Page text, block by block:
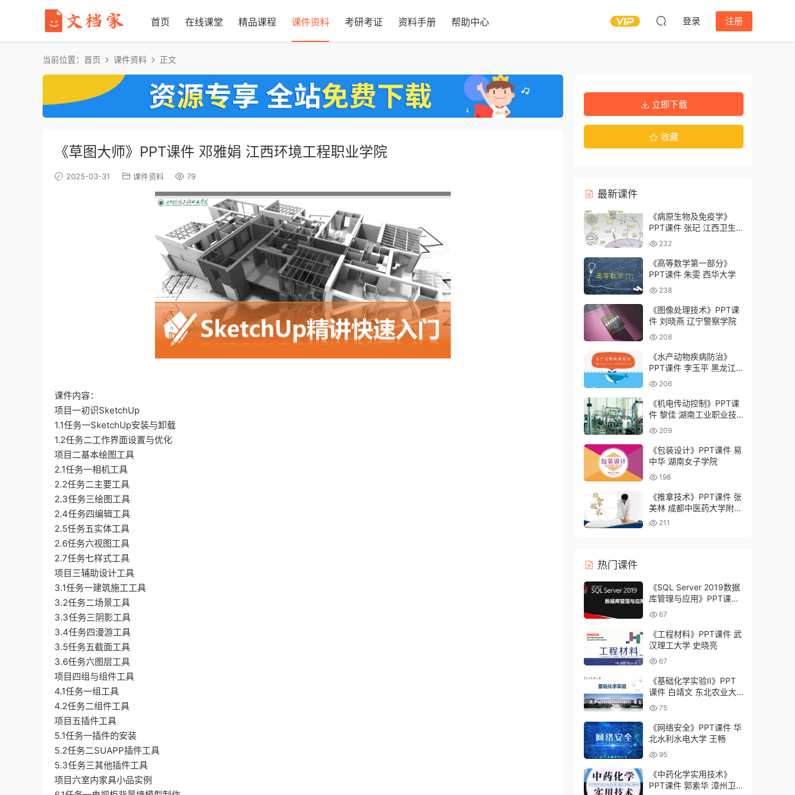
首页 在线课堂 精品课程 课件资料 考研考证 资料手册 帮助中心 登录 注册
当前位置： 首页 课件资料 正文
《草图大师》PPT课件 邓雅娟 江西环境工程职业学院
2025-03-31 课件资料 79
课件内容：
项目一初识SketchUp
1.1任务一SketchUp安装与卸载
1.2任务二工作界面设置与优化
项目二基本绘图工具
2.1任务一相机工具
2.2任务二主要工具
2.3任务三绘图工具
2.4任务四编辑工具
2.5任务五实体工具
2.6任务六视图工具
2.7任务七样式工具
项目三辅助设计工具
3.1任务一建筑施工工具
3.2任务二场景工具
3.3任务三阴影工具
3.4任务四漫游工具
3.5任务五截面工具
3.6任务六图层工具
项目四组与组件工具
4.1任务一组工具
4.2任务二组件工具
项目五插件工具
5.1任务一插件的安装
5.2任务二SUAPP插件工具
5.3任务三其他插件工具
项目六室内家具小品实例
立即下载
收藏
最新课件
《病原生物及免疫学》
PPT课件 张玘 江西卫生
职业学院
232
《高等数学第一部分》
PPT课件 朱雯 西华大学
238
《图像处理技术》PPT课
件 刘晓燕 辽宁警察学院
208
《水产动物疾病防治》
PPT课件 李玉平 黑龙江
农业工程职业学院
206
《机电传动控制》PPT课
件 黎佳 湖南工业职业技
术学院
209
《包装设计》PPT课件 易
中华 湖南女子学院
198
《推拿技术》PPT课件 张
美林 成都中医药大学附属
医院针灸学校（四川省针
211
热门课件
《SQL Server 2019数据
库管理与应用》PPT课件
刘志成 湖南铁道职业技术
学院
67
《工程材料》PPT课件 武
汉理工大学 史晓亮
67
《基础化学实验II》PPT
课件 白靖文 东北农业大
学 75
《网络安全》PPT课件 华
北水利水电大学 王畅
95
《中药化学实用技术》
PPT课件 郭素华 漳州卫